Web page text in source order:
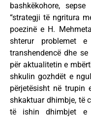
bashkëkohore,
“strategji të ngritura
poezinë e H.
shterur problemet
transhendencë dhe
për aktualitetin e
shkulin gozhdët e
përjetësisht në trupin
shkaktuar dhimbje, të
të ishin dhimbjet